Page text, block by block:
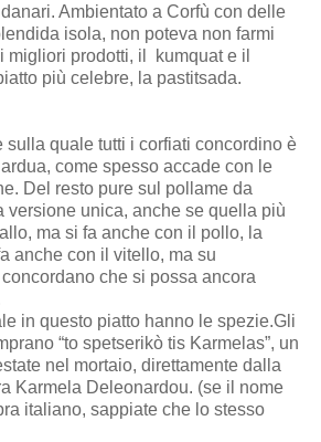
Ambientato a Corfù con delle
isola, non poteva non farmi
migliori prodotti, il
kumquat e il
più celebre, la pastitsada.
sulla quale tutti i corfiati concordino è
come spesso accade con le
Del resto pure sul pollame da
versione unica, anche se quella più
ma si fa anche con il pollo, la
anche con il vitello, ma su
che si possa ancora
in questo piatto hanno le spezie.Gli
“to spetserikò tis Karmelas”, un
nel mortaio, direttamente dalla
Karmela Deleonardou. (se il nome
italiano, sappiate che lo stesso